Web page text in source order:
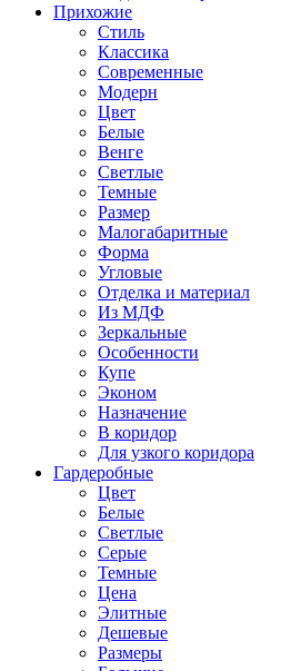
Прихожие
Стиль
Классика
Современные
Модерн
Цвет
Белые
Венге
Светлые
Темные
Размер
Малогабаритные
Форма
Угловые
Отделка и материал
Из МДФ
Зеркальные
Особенности
Купе
Эконом
Назначение
В коридор
Для узкого коридора
Гардеробные
Цвет
Белые
Светлые
Серые
Темные
Цена
Элитные
Дешевые
Размеры